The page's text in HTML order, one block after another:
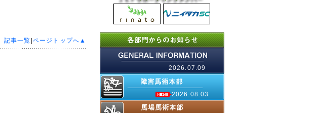
記事一覧 ページトップへ▲
2026.07.09
2026.08.03